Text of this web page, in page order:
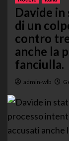
Davide
di un
contro
anche la
fanciulla.
admin-wlb